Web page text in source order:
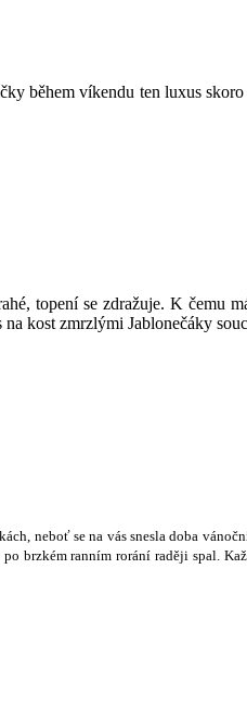
během víkendu ten luxus
topení se zdražuje. K čemu
kost zmrzlými Jablonečáky
neboť se na vás snesla doba vánoč
brzkém ranním rorání raději spal. Kaž